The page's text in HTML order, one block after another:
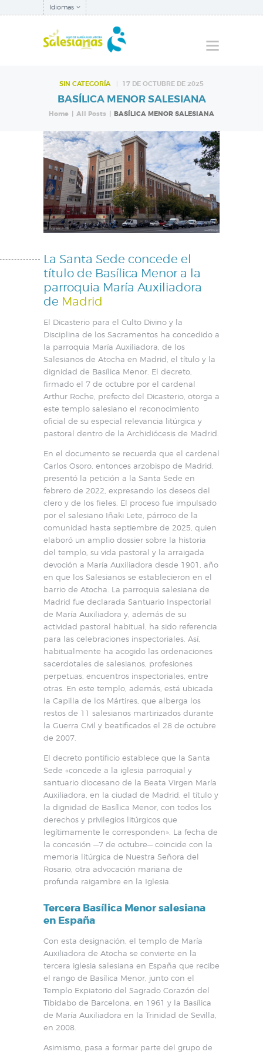
Idiomas
SIN CATEGORÍA 17 DE OCTUBRE DE 2025
BASÍLICA MENOR SALESIANA
Home All Posts BASÍLICA MENOR SALESIANA
QUIÉNES SOMOS
INSPECTORÍA
QUÉ HACEMOS
NOTICIAS
La Santa Sede concede el
título de Basílica Menor a la
parroquia María Auxiliadora
de Madrid
El Dicasterio para el Culto Divino y la
Disciplina de los Sacramentos ha concedido a
la parroquia María Auxiliadora, de los
Salesianos de Atocha en Madrid, el título y la
dignidad de Basílica Menor. El decreto,
firmado el 7 de octubre por el cardenal
Arthur Roche, prefecto del Dicasterio, otorga a
este templo salesiano el reconocimiento
oficial de su especial relevancia litúrgica y
pastoral dentro de la Archidiócesis de Madrid.
En el documento se recuerda que el cardenal
Carlos Osoro, entonces arzobispo de Madrid,
presentó la petición a la Santa Sede en
febrero de 2022, expresando los deseos del
clero y de los fieles. El proceso fue impulsado
por el salesiano Iñaki Lete, párroco de la
comunidad hasta septiembre de 2025, quien
elaboró un amplio dossier sobre la historia
del templo, su vida pastoral y la arraigada
devoción a María Auxiliadora desde 1901, año
en que los Salesianos se establecieron en el
barrio de Atocha. La parroquia salesiana de
Madrid fue declarada Santuario Inspectorial
de María Auxiliadora y, además de su
actividad pastoral habitual, ha sido referencia
para las celebraciones inspectoriales. Así,
habitualmente ha acogido las ordenaciones
sacerdotales de salesianos, profesiones
perpetuas, encuentros inspectoriales, entre
otras. En este templo, además, está ubicada
la Capilla de los Mártires, que alberga los
restos de 11 salesianos martirizados durante
la Guerra Civil y beatificados el 28 de octubre
de 2007.
El decreto pontificio establece que la Santa
Sede «concede a la iglesia parroquial y
santuario diocesano de la Beata Virgen María
Auxiliadora, en la ciudad de Madrid, el título y
la dignidad de Basílica Menor, con todos los
derechos y privilegios litúrgicos que
legítimamente le corresponden». La fecha de
la concesión —7 de octubre— coincide con la
memoria litúrgica de Nuestra Señora del
Rosario, otra advocación mariana de
profunda raigambre en la Iglesia.
Tercera Basílica Menor salesiana
en España
Con esta designación, el templo de María
Auxiliadora de Atocha se convierte en la
tercera iglesia salesiana en España que recibe
el rango de Basílica Menor, junto con el
Templo Expiatorio del Sagrado Corazón del
Tibidabo de Barcelona, en 1961 y la Basílica
de María Auxiliadora en la Trinidad de Sevilla,
en 2008.
Asimismo, pasa a formar parte del grupo de